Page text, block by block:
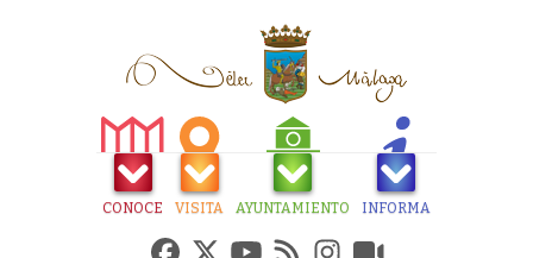
CONOCE VISITA AYUNTAMIENTO INFORMA